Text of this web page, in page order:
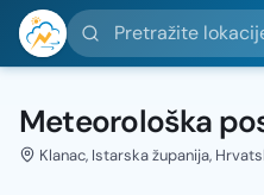
Pretražite lokacije
Meteorološka
Klanac, Istarska županija,